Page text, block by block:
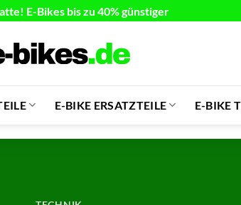
E-Bikes bis zu 40% günstiger
E-BIKE ERSATZTEILE E-BIKE